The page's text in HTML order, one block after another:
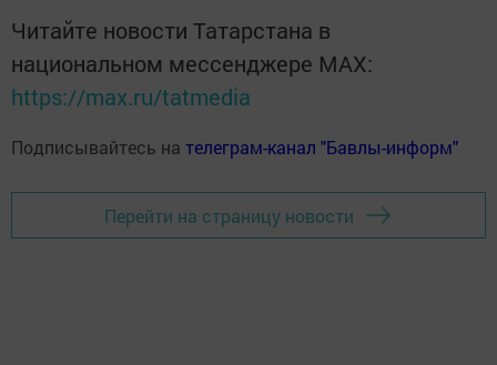
Читайте новости Татарстана в
национальном мессенджере MАХ:
https://max.ru/tatmedia
Подписывайтесь на телеграм-канал "Бавлы-информ"
Перейти на страницу новости